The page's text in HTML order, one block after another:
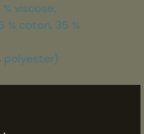
viscose;
% coton, 35 %
polyester)